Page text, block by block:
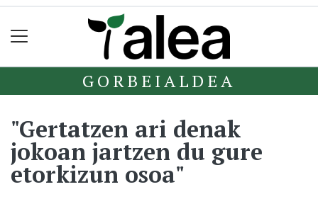
GORBEIALDEA
"Gertatzen ari denak
jokoan jartzen du gure
etorkizun osoa"